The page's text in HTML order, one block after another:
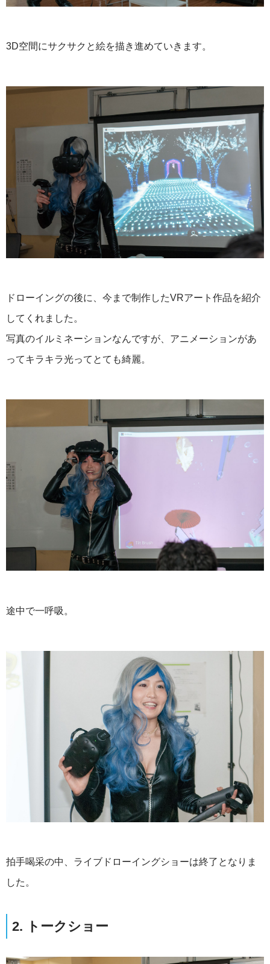
3D空間にサクサクと絵を描き進めていきます。
ドローイングの後に、今まで制作したVRアート作品を紹介
してくれました。
写真のイルミネーションなんですが、アニメーションがあ
ってキラキラ光ってとても綺麗。
途中で一呼吸。
拍手喝采の中、ライブドローイングショーは終了となりま
した。
2. トークショー